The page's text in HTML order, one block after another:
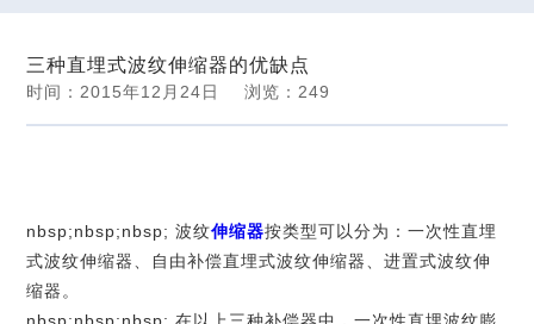
心
实
力
系
我
您当前位置：河南郑州蝶阀厂股份有限公司
三种直埋式波纹伸缩器的优缺点
时间：2015年12月24日 浏览： 249
nbsp;nbsp;nbsp; 波纹伸缩器按类型可以分为：一次性直埋
式波纹伸缩器、自由补偿直埋式波纹伸缩器、进置式波纹伸
缩器。